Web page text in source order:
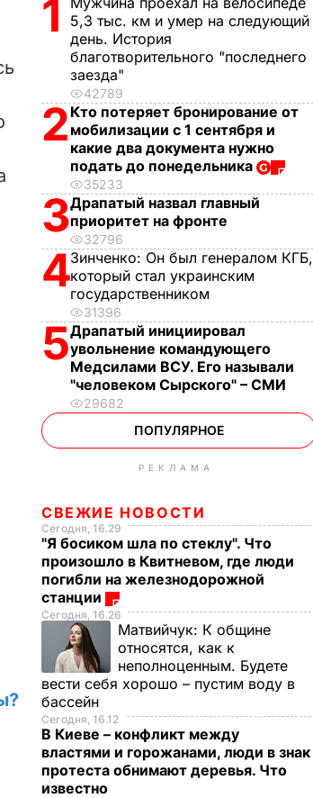
1
5,3 тыс. км и умер на следующий
день. История
благотворительного "последнего
заезда"
42789
2 Кто потеряет бронирование от
мобилизации с 1 сентября и
какие два документа нужно
подать до понедельника
35233
3Драпатый назвал главный
приоритет на фронте
32796
4Зинченко: Он был генералом КГБ,
который стал украинским
государственником
31396
5Драпатый инициировал
увольнение командующего
Медсилами ВСУ. Его называли
"человеком Сырского" – СМИ
29682
ПОПУЛЯРНОЕ
РЕКЛАМА
СВЕЖИЕ НОВОСТИ
Сегодня, 16.29
"Я босиком шла по стеклу". Что
произошло в Квитневом, где люди
погибли на железнодорожной
станции
Сегодня, 16.26
Матвийчук: К общине
относятся, как к
неполноценным. Будете
вести себя хорошо – пустим воду в
бассейн
Сегодня, 16.12
В Киеве – конфликт между
властями и горожанами, люди в знак
протеста обнимают деревья. Что
известно